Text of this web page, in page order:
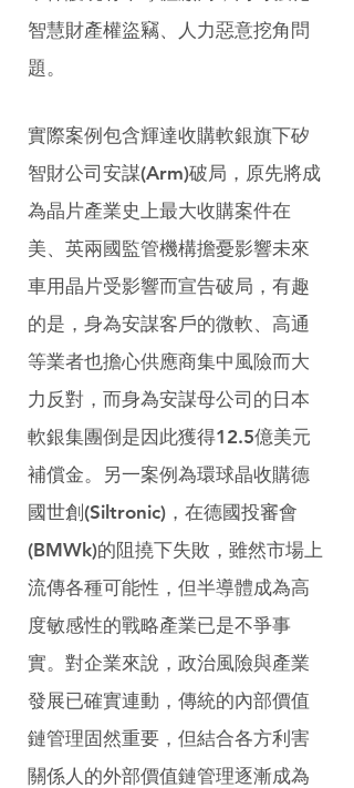
智慧財產權盜竊、人力惡意挖角問
題。
實際案例包含輝達收購軟銀旗下矽
智財公司安謀(Arm)破局，原先將成
為晶片產業史上最大收購案件在
美、英兩國監管機構擔憂影響未來
車用晶片受影響而宣告破局，有趣
的是，身為安謀客戶的微軟、高通
等業者也擔心供應商集中風險而大
力反對，而身為安謀母公司的日本
軟銀集團倒是因此獲得12.5億美元
補償金。另一案例為環球晶收購德
國世創(Siltronic)，在德國投審會
(BMWk)的阻撓下失敗，雖然市場上
流傳各種可能性，但半導體成為高
度敏感性的戰略產業已是不爭事
實。對企業來說，政治風險與產業
發展已確實連動，傳統的內部價值
鏈管理固然重要，但結合各方利害
關係人的外部價值鏈管理逐漸成為